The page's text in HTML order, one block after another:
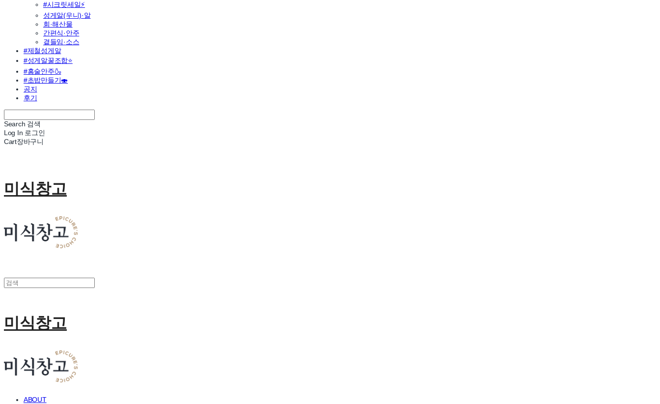
#시크릿세일⚡
성게알(우니)·알
회·해산물
간편식·안주
곁들임·소스
#제철성게알
#성게알꿀조합⭐
#홈술안주🍶
#초밥만들기🍣
공지
후기
Search 검색
Log In 로그인
Cart장바구니
미식창고
미식창고
ABOUT